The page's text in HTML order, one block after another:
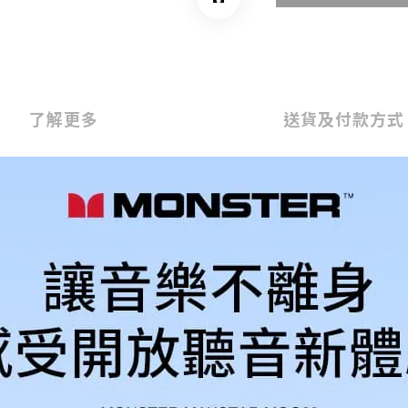
了解更多 送貨及付款方式